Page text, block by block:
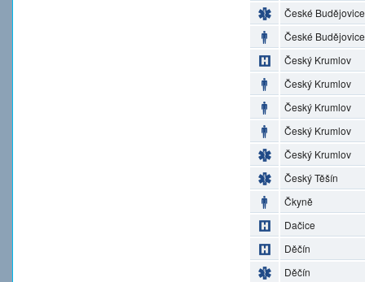
České Budějovice
České Budějovice
Český Krumlov
Český Krumlov
Český Krumlov
Český Krumlov
Český Krumlov
Český Těšín
Čkyně
Dačice
Děčín
Děčín